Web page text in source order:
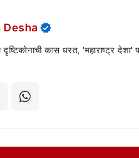
Desha
दृष्टिकोनाची कास धरत, 'महाराष्ट्र